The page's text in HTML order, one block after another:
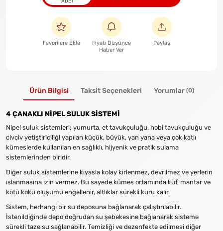
Favorilere Ekle
Fiyatı Düşünce
Haber Ver
Paylaş
Ürün Bilgisi Taksit Seçenekleri Yorumlar (0)
4 ÇANAKLI NİPEL SULUK SİSTEMİ
Nipel suluk sistemleri; yumurta, et tavukçuluğu, hobi tavukçuluğu ve
civciv yetiştiriciliği yapılan küçük, büyük, yan yana veya çok katlı
kümeslerde kullanılan en sağlıklı, hijyenik ve pratik sulama
sistemlerinden biridir.
Diğer suluk sistemlerine kıyasla kolay kirlenmez, devrilmez ve yerlerin
ıslanmasına izin vermez. Bu sayede kümes ortamında küf, mantar ve
kötü koku oluşumu engellenir, altlıklar sürekli kuru kalır.
Sistem, herhangi bir su deposuna bağlanarak çalıştırılabilir.
İstenildiğinde depo doğrudan su şebekesine bağlanarak sisteme
sürekli taze su sağlanabilir. Temizliği ve dezenfekte edilmesi diğer